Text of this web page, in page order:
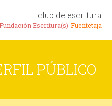
club de escritura
Escritura(s)-Fuentetaja
PÚBLICO